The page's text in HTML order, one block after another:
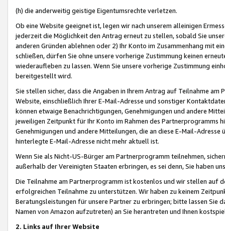
(h) die anderweitig geistige Eigentumsrechte verletzen.
Ob eine Website geeignet ist, legen wir nach unserem alleinigen
jederzeit die Möglichkeit den Antrag erneut zu stellen, sobald Sie
anderen Gründen ablehnen oder 2) Ihr Konto im Zusammenhang mit
schließen, dürfen Sie ohne unsere vorherige Zustimmung keinen
wiederaufleben zu lassen. Wenn Sie unsere vorherige Zustimmung
bereitgestellt wird.
Sie stellen sicher, dass die Angaben in Ihrem Antrag auf Teilnahme
Website, einschließlich Ihrer E-Mail-Adresse und sonstiger
können etwaige Benachrichtigungen, Genehmigungen und andere
jeweiligen Zeitpunkt für Ihr Konto im Rahmen des Partnerprogramms
Genehmigungen und andere Mitteilungen, die an diese E-Mail-
hinterlegte E-Mail-Adresse nicht mehr aktuell ist.
Wenn Sie als Nicht-US-Bürger am Partnerprogramm teilnehmen,
außerhalb der Vereinigten Staaten erbringen, es sei denn, Sie haben
Die Teilnahme am Partnerprogramm ist kostenlos und wir stellen auf
erfolgreichen Teilnahme zu unterstützen. Wir haben zu keinem
Beratungsleistungen für unsere Partner zu erbringen; bitte lassen Sie
Namen von Amazon aufzutreten) an Sie herantreten und Ihnen
2. Links auf Ihrer Website